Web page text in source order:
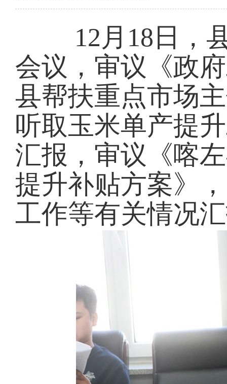
12月18日，县
会议，审议《政
县帮扶重点市场
听取玉米单产提
汇报，审议《喀
提升补贴方案》
工作等有关情况